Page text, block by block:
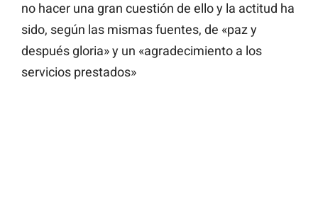
no hacer una gran cuestión de ello y la actitud ha
sido, según las mismas fuentes, de «paz y
después gloria» y un «agradecimiento a los
servicios prestados»